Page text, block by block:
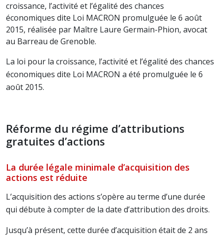
croissance, l’activité et l’égalité des chances
économiques dite Loi MACRON promulguée le 6 août
2015, réalisée par Maître Laure Germain-Phion, avocat
au Barreau de Grenoble.
La loi pour la croissance, l’activité et l’égalité des chances
économiques dite Loi MACRON a été promulguée le 6
août 2015.
Réforme du régime d’attributions
gratuites d’actions
La durée légale minimale d’acquisition des
actions est réduite
L’acquisition des actions s’opère au terme d’une durée
qui débute à compter de la date d’attribution des droits.
Jusqu’à présent, cette durée d’acquisition était de 2 ans